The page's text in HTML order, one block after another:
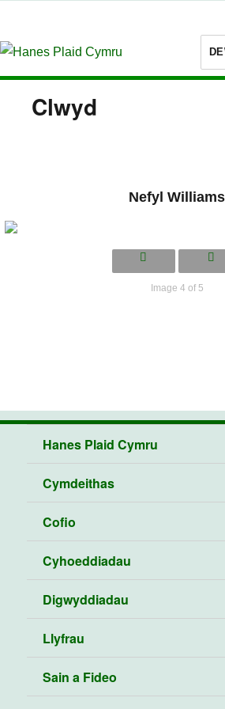
Clwyd
Nefyl Williams
Image 4 of 5
Hanes Plaid Cymru
Cymdeithas
Cofio
Cyhoeddiadau
Digwyddiadau
Llyfrau
Sain a Fideo